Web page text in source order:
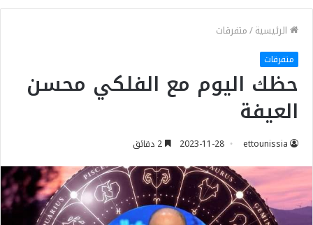
الرئيسية/متفرقات
متفرقات
حظك اليوم مع الفلكي محسن
العيفة
ettounissia
2023-11-28